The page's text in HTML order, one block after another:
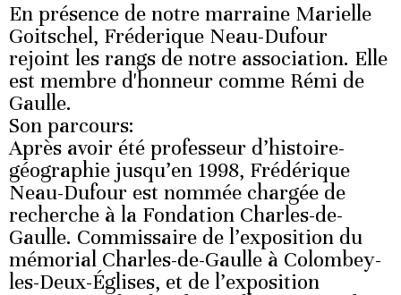
En présence de notre marraine Marielle
Goitschel, Fréderique Neau-Dufour
rejoint les rangs de notre association. Elle
est membre d'honneur comme Rémi de
Gaulle.
Son parcours:
Après avoir été professeur d’histoire-
géographie jusqu’en 1998, Frédérique
Neau-Dufour est nommée chargée de
recherche à la Fondation Charles-de-
Gaulle. Commissaire de l’exposition du
mémorial Charles-de-Gaulle à Colombey-
les-Deux-Églises, et de l’exposition